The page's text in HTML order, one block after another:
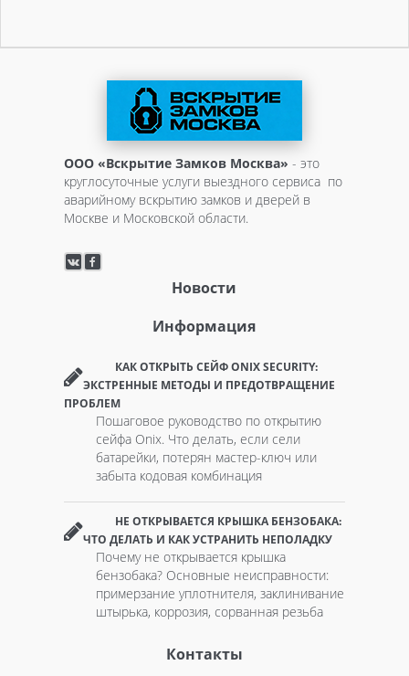
ООО «Вскрытие Замков Москва» - это
круглосуточные услуги выездного сервиса по
аварийному вскрытию замков и дверей в
Москве и Московской области.
Новости
Информация
КАК ОТКРЫТЬ СЕЙФ ONIX SECURITY:
ЭКСТРЕННЫЕ МЕТОДЫ И ПРЕДОТВРАЩЕНИЕ
ПРОБЛЕМ
Пошаговое руководство по открытию
сейфа Onix. Что делать, если сели
батарейки, потерян мастер-ключ или
забыта кодовая комбинация
НЕ ОТКРЫВАЕТСЯ КРЫШКА БЕНЗОБАКА:
ЧТО ДЕЛАТЬ И КАК УСТРАНИТЬ НЕПОЛАДКУ
Почему не открывается крышка
бензобака? Основные неисправности:
примерзание уплотнителя, заклинивание
штырька, коррозия, сорванная резьба
Контакты